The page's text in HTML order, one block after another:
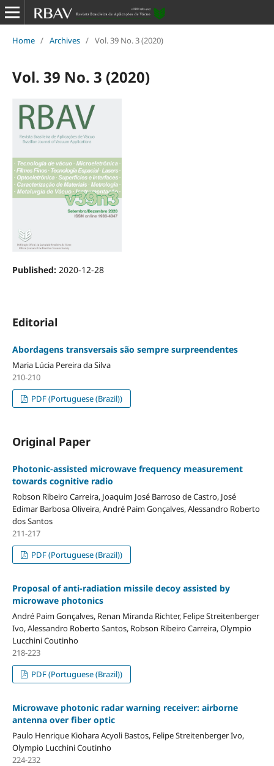
Home / Archives / Vol. 39 No. 3 (2020)
Vol. 39 No. 3 (2020)
Published: 2020-12-28
Editorial
Abordagens transversais são sempre surpreendentes
Maria Lúcia Pereira da Silva
210-210
PDF (Portuguese (Brazil))
Original Paper
Photonic-assisted microwave frequency measurement
towards cognitive radio
Robson Ribeiro Carreira, Joaquim José Barroso de Castro, José
Edimar Barbosa Oliveira, André Paim Gonçalves, Alessandro Roberto
dos Santos
211-217
PDF (Portuguese (Brazil))
Proposal of anti-radiation missile decoy assisted by
microwave photonics
André Paim Gonçalves, Renan Miranda Richter, Felipe Streitenberger
Ivo, Alessandro Roberto Santos, Robson Ribeiro Carreira, Olympio
Lucchini Coutinho
218-223
PDF (Portuguese (Brazil))
Microwave photonic radar warning receiver: airborne
antenna over fiber optic
Paulo Henrique Kiohara Acyoli Bastos, Felipe Streitenberger Ivo,
Olympio Lucchini Coutinho
224-232